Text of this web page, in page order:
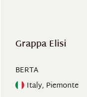
Grappa Elisi
BERTA
Italy, Piemonte